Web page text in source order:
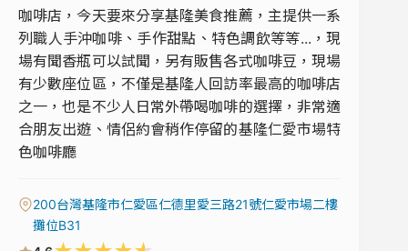
咖啡店，今天要來分享基隆美食推薦，主提供一系
列職人手沖咖啡、手作甜點、特色調飲等等...，現
場有聞香瓶可以試聞，另有販售各式咖啡豆，現場
有少數座位區，不僅是基隆人回訪率最高的咖啡店
之一，也是不少人日常外帶喝咖啡的選擇，非常適
合朋友出遊、情侶約會稍作停留的基隆仁愛市場特
色咖啡廳
200台灣基隆市仁愛區仁德里愛三路21號仁愛市場二樓
攤位B31